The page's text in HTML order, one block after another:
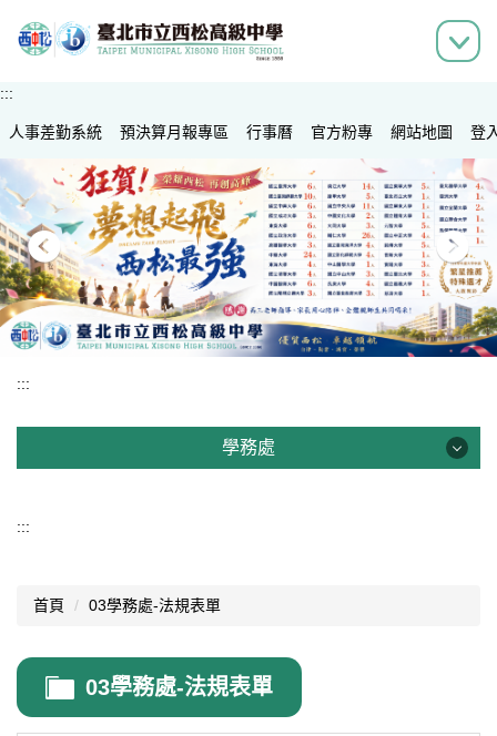
到
容
:::
人事差勤系統 預決算月報專區 行事曆 官方粉專 網站地圖 登
:::
學務處
訓育組
生輔組
:::
首頁 03學務處-法規表單
03學務處-法規表單